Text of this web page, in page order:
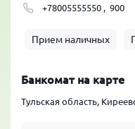
+78005555550 , 900
Прием наличных
Банкомат на карте
Тульская область,